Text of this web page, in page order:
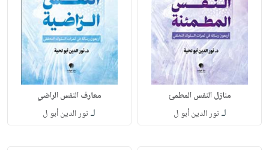
منازل النفس المطمئ
لـ نور الدين أبو ل
معارف النفس الراضي
لـ نور الدين أبو ل